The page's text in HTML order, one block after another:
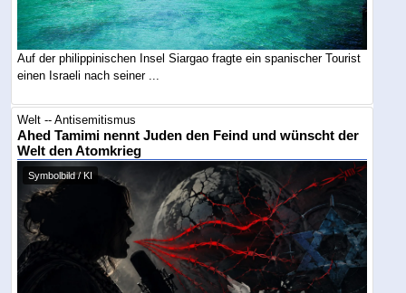
Auf der philippinischen Insel Siargao fragte ein spanischer Tourist
einen Israeli nach seiner ...
Welt -- Antisemitismus
Ahed Tamimi nennt Juden den Feind und wünscht der
Welt den Atomkrieg
Symbolbild / KI